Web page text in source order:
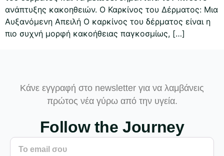
ανάπτυξης κακοηθειών. Ο Καρκίνος του Δέρματος: Μια
Αυξανόμενη Απειλή Ο καρκίνος του δέρματος είναι η
πιο συχνή μορφή κακοήθειας παγκοσμίως, […]
Κάνε εγγραφή στο newsletter για να λαμβάνεις
πρώτος νέα γύρω από την υγεία.
Follow the Journey